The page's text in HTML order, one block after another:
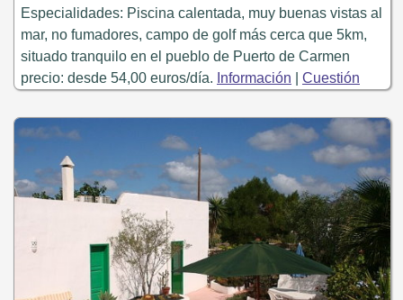
Especialidades: Piscina calentada, muy buenas vistas al
mar, no fumadores, campo de golf más cerca que 5km,
situado tranquilo en el pueblo de Puerto de Carmen
precio: desde 54,00 euros/día. Información Cuestión